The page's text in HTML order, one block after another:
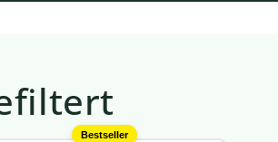
Bestseller